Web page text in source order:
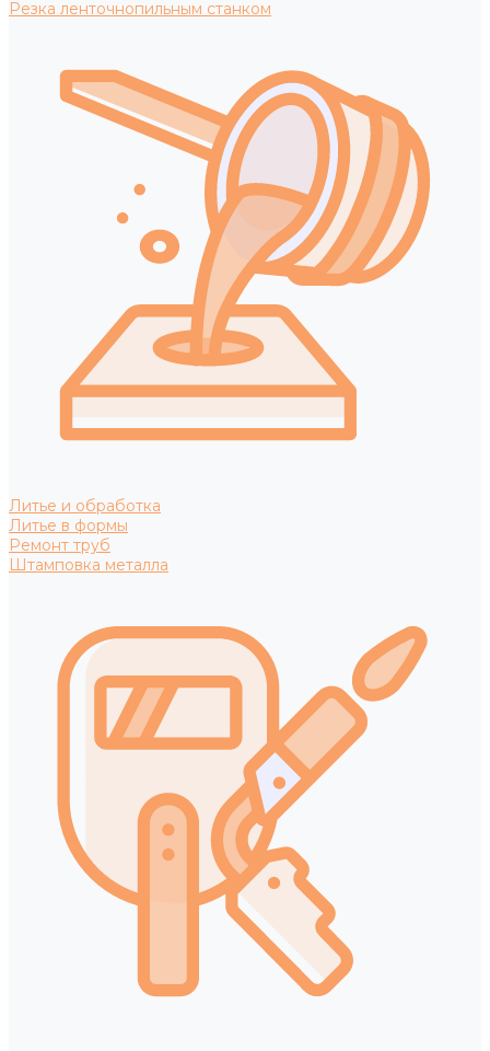
Резка ленточнопильным станком
Литье и обработка
Литье в формы
Ремонт труб
Штамповка металла